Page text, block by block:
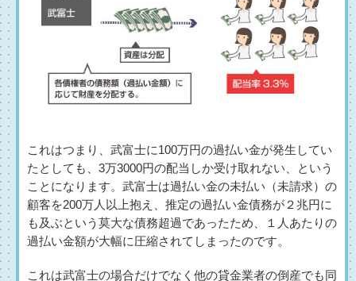
これはつまり、武富士に100万円の過払い金が発生してい
たとしても、3万3000円の配当しか受け取れない、という
ことになります。武富士は過払い金の未払い（未請求）の
顧客を200万人以上抱え、推定の過払い金債務が２兆円に
も及ぶという莫大な債務超過であったため、１人あたりの
過払い金額が大幅に圧縮されてしまったのです。
これは武富士の場合だけでなく他の貸金業者の倒産でも同